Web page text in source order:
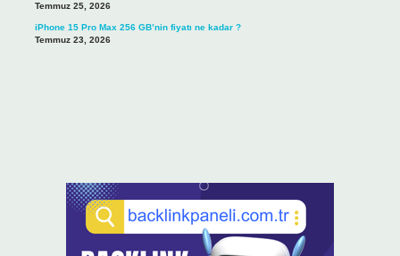
Temmuz 25, 2026
iPhone 15 Pro Max 256 GB’nin fiyatı ne kadar ?
Temmuz 23, 2026